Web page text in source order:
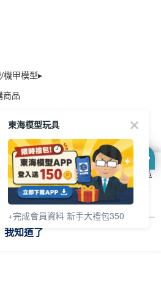
機甲模型▸
商品
網站使用 cookie 方式之詳情，及若您不希
更電腦的 cookie 設定，請參閱本網站「
隱私
使用本網站即表示您同意本公司得按本網站使
我知道了
東海模型玩具
+完成會員資料 新手大禮包350